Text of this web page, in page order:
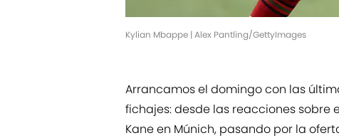
Kylian Mbappe | Alex Pantling/GettyImages
Arrancamos el domingo con las
fichajes: desde las reacciones sobre
Kane en Múnich, pasando por la